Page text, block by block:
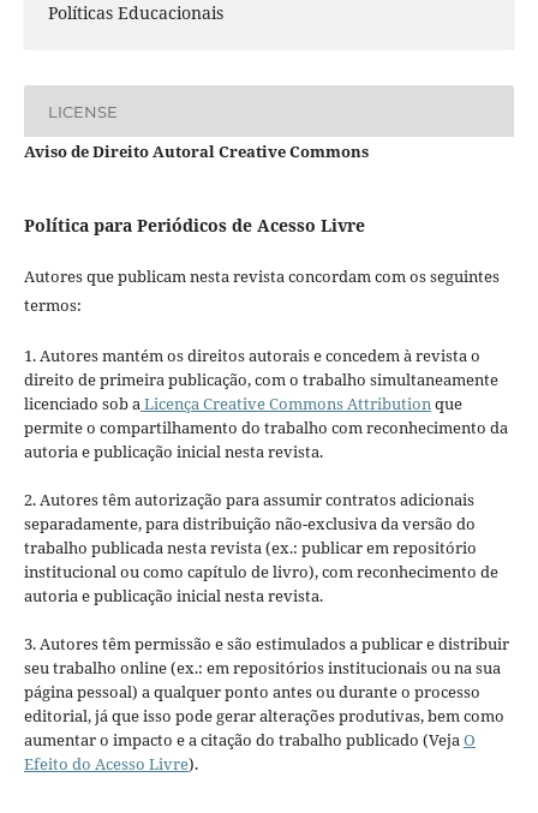
Políticas Educacionais
LICENSE
Aviso de Direito Autoral Creative Commons
Política para Periódicos de Acesso Livre
Autores que publicam nesta revista concordam com os seguintes
termos:
1. Autores mantém os direitos autorais e concedem à revista o
direito de primeira publicação, com o trabalho simultaneamente
licenciado sob aLicença Creative Commons Attributionque
permite o compartilhamento do trabalho com reconhecimento da
autoria e publicação inicial nesta revista.
2. Autores têm autorização para assumir contratos adicionais
separadamente, para distribuição não-exclusiva da versão do
trabalho publicada nesta revista (ex.: publicar em repositório
institucional ou como capítulo de livro), com reconhecimento de
autoria e publicação inicial nesta revista.
3. Autores têm permissão e são estimulados a publicar e distribuir
seu trabalho online (ex.: em repositórios institucionais ou na sua
página pessoal) a qualquer ponto antes ou durante o processo
editorial, já que isso pode gerar alterações produtivas, bem como
aumentar o impacto e a citação do trabalho publicado (VejaO
Efeito do Acesso Livre).